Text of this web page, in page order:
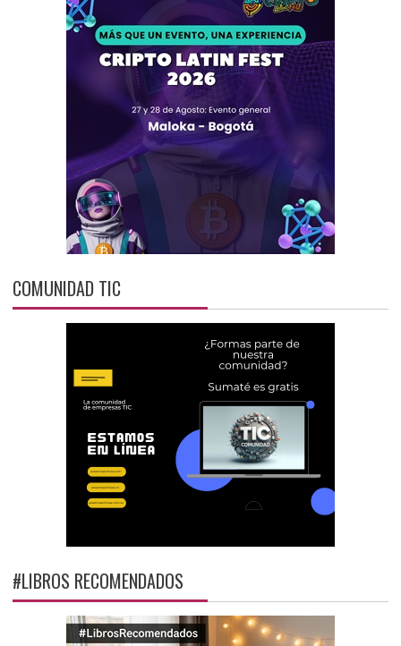
COMUNIDAD TIC
#LIBROS RECOMENDADOS